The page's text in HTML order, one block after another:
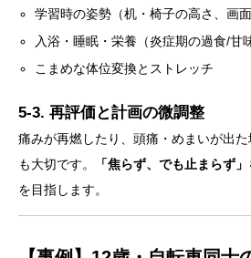
学習時の姿勢（机・椅子の高さ、画面
入浴・睡眠・栄養（炎症期の過食/甘
こまめな体位変換とストレッチ
5-3. 再評価と計画の微調整
痛みが再燃したり、頭痛・めまいが出た
も大切です。
「焦らず、でも止まらず」
を目指します。